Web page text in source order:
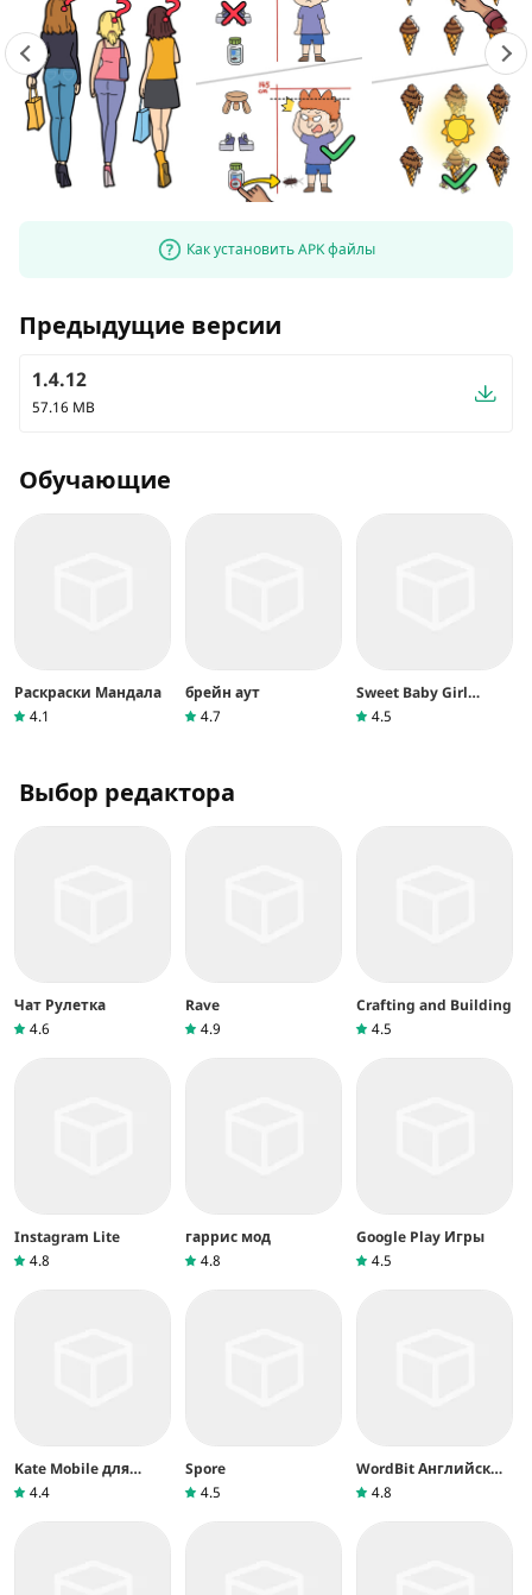
Как установить APK файлы
Предыдущие версии
1.4.12
57.16 MB
Обучающие
Раскраски Мандала
4.1
брейн аут
4.7
Sweet Baby Girl
Christmas 2
4.5
Выбор редактора
Чат Рулетка
4.6
Rave
4.9
Crafting and Building
4.5
Instagram Lite
4.8
гаррис мод
4.8
Google Play Игры
4.5
Kate Mobile для
ВКонтакте
4.4
Spore
4.5
WordBit Английский
язык
4.8